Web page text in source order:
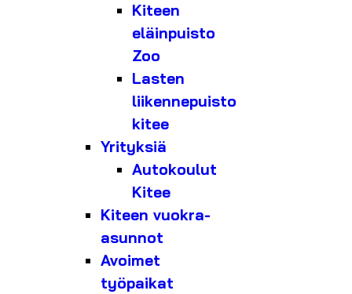
Kiteen
eläinpuisto
Zoo
Lasten
liikennepuisto
kitee
Yrityksiä
Autokoulut
Kitee
Kiteen vuokra-
asunnot
Avoimet
työpaikat